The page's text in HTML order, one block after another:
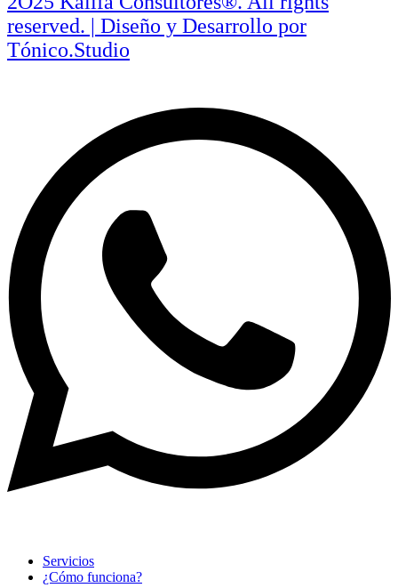
reserved. | Diseño y Desarrollo por
Tónico.Studio
Servicios
¿Cómo funciona?